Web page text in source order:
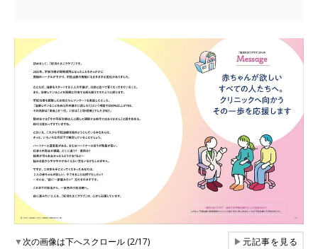
▼次の画像は下へスクロール (2/17) ▶元記事を見る